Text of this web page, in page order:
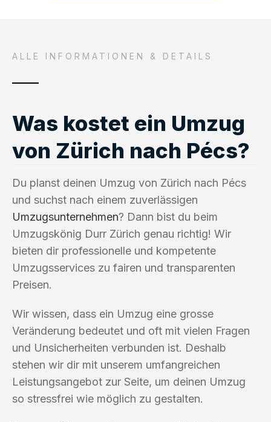
ALLE INFORMATIONEN & DETAILS
Was kostet ein Umzug
von Zürich nach Pécs?
Du planst deinen Umzug von Zürich nach Pécs
und suchst nach einem zuverlässigen
Umzugsunternehmen? Dann bist du beim
Umzugskönig Durr Zürich genau richtig! Wir
bieten dir professionelle und kompetente
Umzugsservices zu fairen und transparenten
Preisen.
Wir wissen, dass ein Umzug eine grosse
Veränderung bedeutet und oft mit vielen Fragen
und Unsicherheiten verbunden ist. Deshalb
stehen wir dir mit unserem umfangreichen
Leistungsangebot zur Seite, um deinen Umzug
so stressfrei wie möglich zu gestalten.